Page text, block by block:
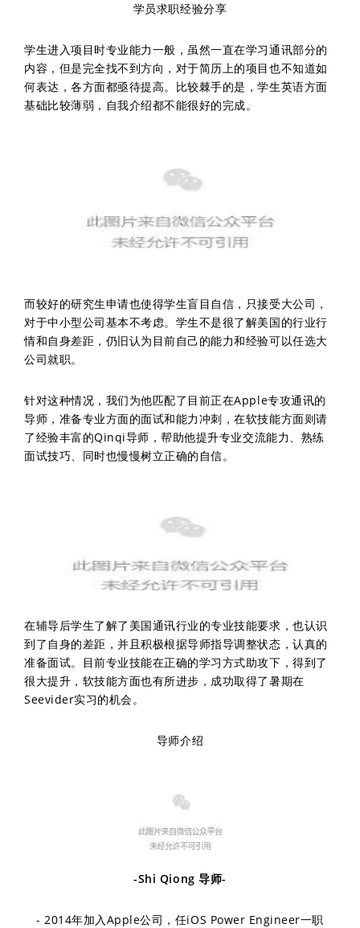
学员求职经验分享
学生进入项目时专业能力一般，虽然一直在学习通讯部分的
内容，但是完全找不到方向，对于简历上的项目也不知道如
何表达，各方面都亟待提高。比较棘手的是，学生英语方面
基础比较薄弱，自我介绍都不能很好的完成。
而较好的研究生申请也使得学生盲目自信，只接受大公司，
对于中小型公司基本不考虑。学生不是很了解美国的行业行
情和自身差距，仍旧认为目前自己的能力和经验可以任选大
公司就职。
针对这种情况，我们为他匹配了目前正在Apple专攻通讯的
导师，准备专业方面的面试和能力冲刺，在软技能方面则请
了经验丰富的Qinqi导师，帮助他提升专业交流能力、熟练
面试技巧、同时也慢慢树立正确的自信。
在辅导后学生了解了美国通讯行业的专业技能要求，也认识
到了自身的差距，并且积极根据导师指导调整状态，认真的
准备面试。目前专业技能在正确的学习方式助攻下，得到了
很大提升，软技能方面也有所进步，成功取得了暑期在
Seevider实习的机会。
导师介绍
-Shi Qiong 导师-
- 2014年加入Apple公司，任iOS Power Engineer一职